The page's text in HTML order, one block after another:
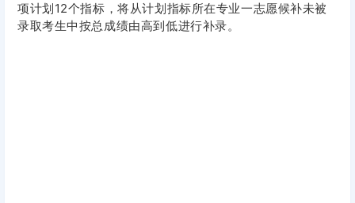
项计划12个指标，将从计划指标所在专业一志愿候补未被
录取考生中按总成绩由高到低进行补录。